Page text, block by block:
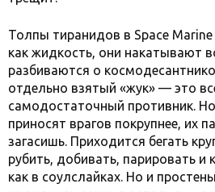
Толпы тиранидов в Space Marine
как жидкость, они накатывают
разбиваются о
отдельно взятый «жук» — это
самодостаточный противник.
приносят врагов покрупнее, их
загасишь. Приходится бегать
рубить, добивать, парировать и
как в соулслайках. Но и